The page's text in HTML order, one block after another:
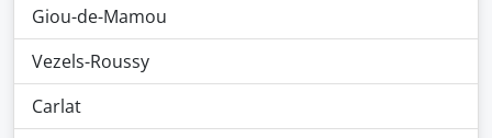
Giou-de-Mamou
Vezels-Roussy
Carlat